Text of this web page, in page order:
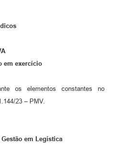
em exercício
os elementos constantes no
23 – PMV.
em Legística